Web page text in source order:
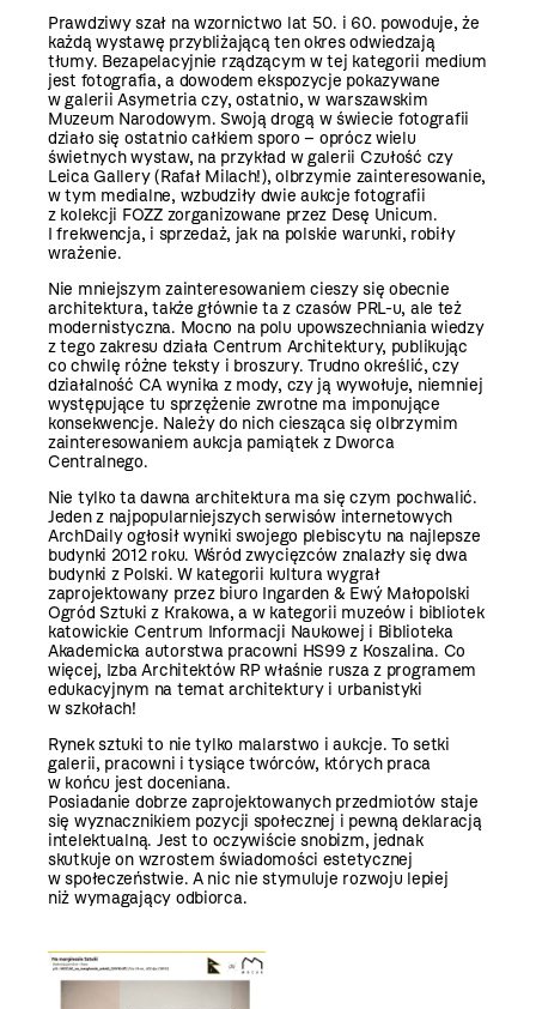
Prawdziwy szał na wzornictwo lat 50. i 60. powoduje, że
każdą wystawę przybliżającą ten okres odwiedzają
tłumy. Bezapelacyjnie rządzącym w tej kategorii medium
jest fotografia, a dowodem ekspozycje pokazywane
w galerii Asymetria czy, ostatnio, w warszawskim
Muzeum Narodowym. Swoją drogą w świecie fotografii
działo się ostatnio całkiem sporo – oprócz wielu
świetnych wystaw, na przykład w galerii Czułość czy
Leica Gallery (Rafał Milach!), olbrzymie zainteresowanie,
w tym medialne, wzbudziły dwie aukcje fotografii
z kolekcji FOZZ zorganizowane przez Desę Unicum.
I frekwencja, i sprzedaż, jak na polskie warunki, robiły
wrażenie.
Nie mniejszym zainteresowaniem cieszy się obecnie
architektura, także głównie ta z czasów PRL-u, ale też
modernistyczna. Mocno na polu upowszechniania wiedzy
z tego zakresu działa Centrum Architektury, publikując
co chwilę różne teksty i broszury. Trudno określić, czy
działalność CA wynika z mody, czy ją wywołuje, niemniej
występujące tu sprzężenie zwrotne ma imponujące
konsekwencje. Należy do nich ciesząca się olbrzymim
zainteresowaniem aukcja pamiątek z Dworca
Centralnego.
Nie tylko ta dawna architektura ma się czym pochwalić.
Jeden z najpopularniejszych serwisów internetowych
ArchDaily ogłosił wyniki swojego plebiscytu na najlepsze
budynki 2012 roku. Wśród zwycięzców znalazły się dwa
budynki z Polski. W kategorii kultura wygrał
zaprojektowany przez biuro Ingarden & Ewý Małopolski
Ogród Sztuki z Krakowa, a w kategorii muzeów i bibliotek
katowickie Centrum Informacji Naukowej i Biblioteka
Akademicka autorstwa pracowni HS99 z Koszalina. Co
więcej, Izba Architektów RP właśnie rusza z programem
edukacyjnym na temat architektury i urbanistyki
w szkołach!
Rynek sztuki to nie tylko malarstwo i aukcje. To setki
galerii, pracowni i tysiące twórców, których praca
w końcu jest doceniana.
Posiadanie dobrze zaprojektowanych przedmiotów staje
się wyznacznikiem pozycji społecznej i pewną deklaracją
intelektualną. Jest to oczywiście snobizm, jednak
skutkuje on wzrostem świadomości estetycznej
w społeczeństwie. A nic nie stymuluje rozwoju lepiej
niż wymagający odbiorca.